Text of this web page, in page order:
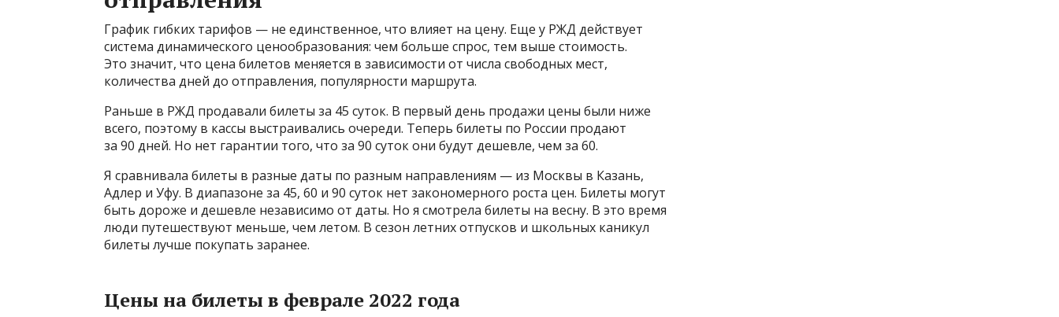
График гибких тарифов — не единственное, что влияет на цену. Еще у РЖД действует
система динамического ценообразования: чем больше спрос, тем выше стоимость.
Это значит, что цена билетов меняется в зависимости от числа свободных мест,
количества дней до отправления, популярности маршрута.
Раньше в РЖД продавали билеты за 45 суток. В первый день продажи цены были ниже
всего, поэтому в кассы выстраивались очереди. Теперь билеты по России продают
за 90 дней. Но нет гарантии того, что за 90 суток они будут дешевле, чем за 60.
Я сравнивала билеты в разные даты по разным направлениям — из Москвы в Казань,
Адлер и Уфу. В диапазоне за 45, 60 и 90 суток нет закономерного роста цен. Билеты могут
быть дороже и дешевле независимо от даты. Но я смотрела билеты на весну. В это время
люди путешествуют меньше, чем летом. В сезон летних отпусков и школьных каникул
билеты лучше покупать заранее.
Цены на билеты в феврале 2022 года